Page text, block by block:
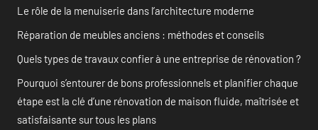
Le rôle de la menuiserie dans l’architecture moderne
Réparation de meubles anciens : méthodes et conseils
Quels types de travaux confier à une entreprise de rénovation ?
Pourquoi s’entourer de bons professionnels et planifier chaque
étape est la clé d’une rénovation de maison fluide, maîtrisée et
satisfaisante sur tous les plans